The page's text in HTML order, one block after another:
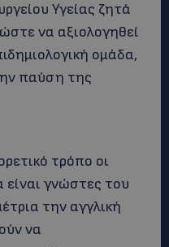
Υγείας ζητά
να αξιολογηθεί
ομάδα,
παύση της
τρόπο οι
είναι γνώστες του
την αγγλική
να